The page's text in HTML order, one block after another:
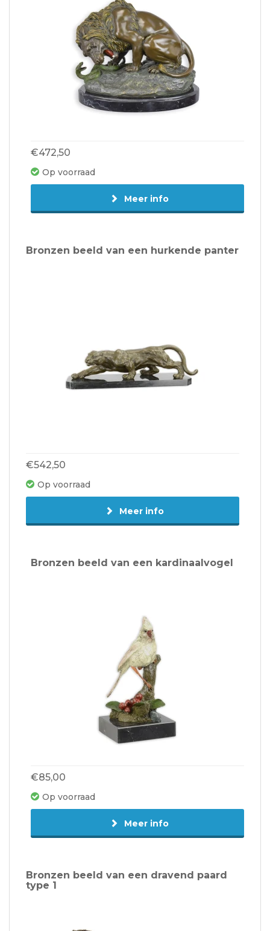
€472,50
Op voorraad
Meer info
Bronzen beeld van een hurkende panter
€542,50
Op voorraad
Meer info
Bronzen beeld van een kardinaalvogel
€85,00
Op voorraad
Meer info
Bronzen beeld van een dravend paard
type 1